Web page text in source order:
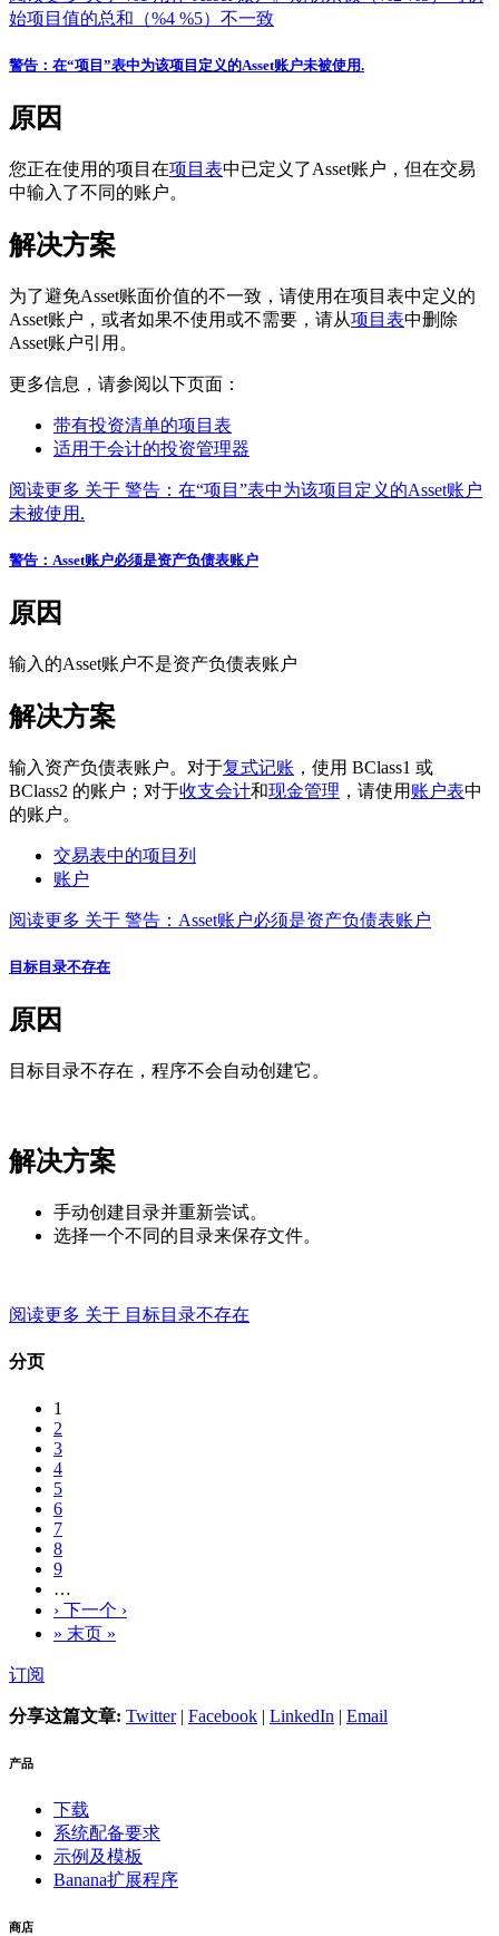
始项目值的总和（%4 %5）不一致
警告：在“项目”表中为该项目定义的Asset账户未被使用.
原因
您正在使用的项目在项目表中已定义了Asset账户，但在交易
中输入了不同的账户。
解决方案
为了避免Asset账面价值的不一致，请使用在项目表中定义的
Asset账户，或者如果不使用或不需要，请从项目表中删除
Asset账户引用。
更多信息，请参阅以下页面：
带有投资清单的项目表
适用于会计的投资管理器
阅读更多 关于 警告：在“项目”表中为该项目定义的Asset账户
未被使用.
警告：Asset账户必须是资产负债表账户
原因
输入的Asset账户不是资产负债表账户
解决方案
输入资产负债表账户。对于复式记账 ，使用 BClass1 或
BClass2 的账户；对于收支会计和现金管理 ，请使用 账户表中
的账户。
交易表中的项目列
账户
阅读更多 关于 警告：Asset账户必须是资产负债表账户
目标目录不存在
原因
目标目录不存在，程序不会自动创建它。
解决方案
手动创建目录并重新尝试。
选择一个不同的目录来保存文件。
阅读更多 关于 目标目录不存在
分页
1
2
3
4
5
6
7
8
9
…
› 下一个 ›
» 末页 »
订阅
分享这篇文章: Twitter| Facebook | LinkedIn | Email
产品
下载
系统配备要求
示例及模板
Banana扩展程序
商店